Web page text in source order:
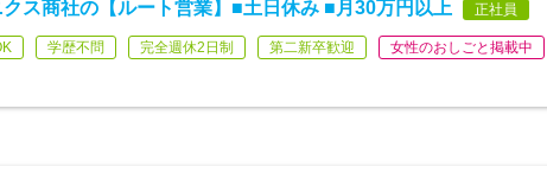
ス商社の【ルート営業】■土日休み ■月30万円以上 正社員
学歴不問 完全週休2日制 第二新卒歓迎 女性のおしごと掲載中